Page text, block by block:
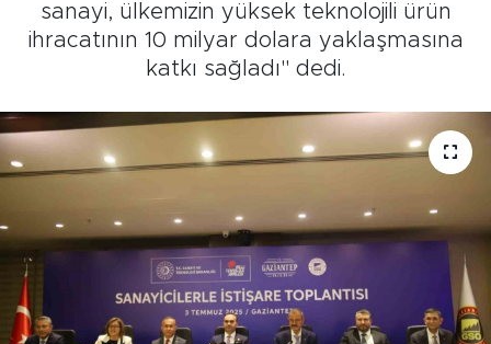
sanayi, ülkemizin yüksek teknolojili ürün
ihracatının 10 milyar dolara yaklaşmasına
katkı sağladı" dedi.